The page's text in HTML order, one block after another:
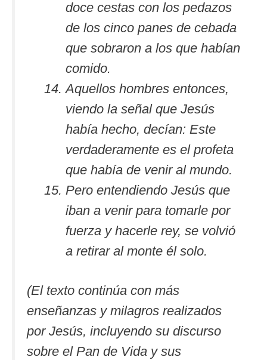
doce cestas con los pedazos
de los cinco panes de cebada
que sobraron a los que habían
comido.
Aquellos hombres entonces,
viendo la señal que Jesús
había hecho, decían: Este
verdaderamente es el profeta
que había de venir al mundo.
Pero entendiendo Jesús que
iban a venir para tomarle por
fuerza y hacerle rey, se volvió
a retirar al monte él solo.
(El texto continúa con más
enseñanzas y milagros realizados
por Jesús, incluyendo su discurso
sobre el Pan de Vida y sus